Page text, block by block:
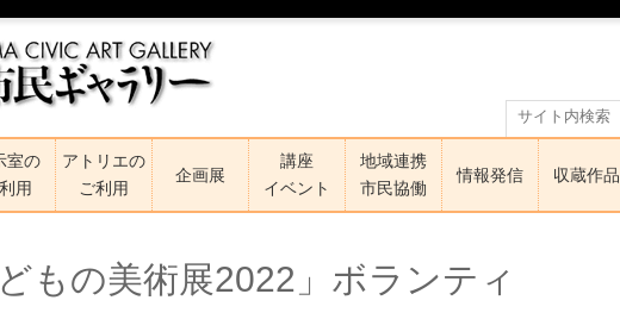
室の
用
アトリエの
ご利用
企画展
講座
イベント
地域連携
市民協働
情報発信 収蔵作品
もの美術展2022」ボランティ